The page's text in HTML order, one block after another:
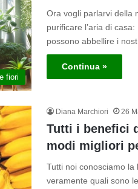
fiori
Ora vogli parlarvi della
purificare l’aria di
possono abbellire i
Continua »
Diana Marchiori 26
Tutti i benefici
modi migliori
Tutti noi conosciamo
veramente quali sono